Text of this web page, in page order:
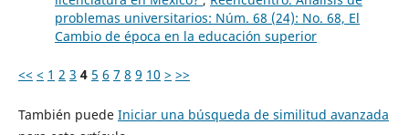
problemas universitarios: Núm. 68 (24): No. 68, El
Cambio de época en la educación superior
<< < 1 2 3 4 5 6 7 8 9 10 > >>
También puede Iniciar una búsqueda de similitud avanzada